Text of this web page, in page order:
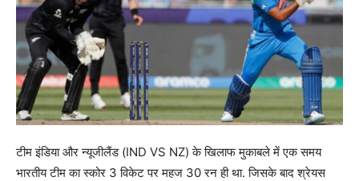
टीम इंडिया और न्यूजीलैंड (IND VS NZ) के खिलाफ मुकाबले में एक समय
भारतीय टीम का स्कोर 3 विकेट पर महज 30 रन ही था. जिसके बाद श्रेयस